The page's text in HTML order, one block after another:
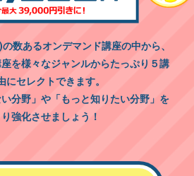
数あるオンデマンド講座の中から、
を様々なジャンルからたっぷり５講
にセレクトできます。
分野」や「もっと知りたい分野」を
強化させましょう！